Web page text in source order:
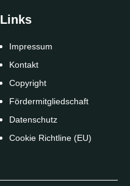
Links
Impressum
Kontakt
Copyright
Fördermitgliedschaft
Datenschutz
Cookie Richtline (EU)